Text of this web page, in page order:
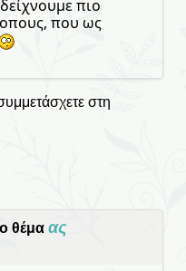
πιο
που ως
στη
θέμα ας